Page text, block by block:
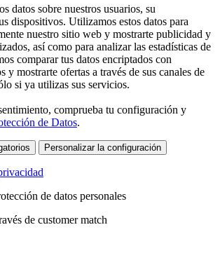
datos sobre nuestros usuarios, su
dispositivos. Utilizamos estos datos para
nuestro sitio web y mostrarte publicidad y
así como para analizar las estadísticas de
comparar tus datos encriptados con
y mostrarte ofertas a través de sus canales de
si ya utilizas sus servicios.
comprueba tu configuración y
de Datos.
Personalizar la configuración
de datos personales
de customer match